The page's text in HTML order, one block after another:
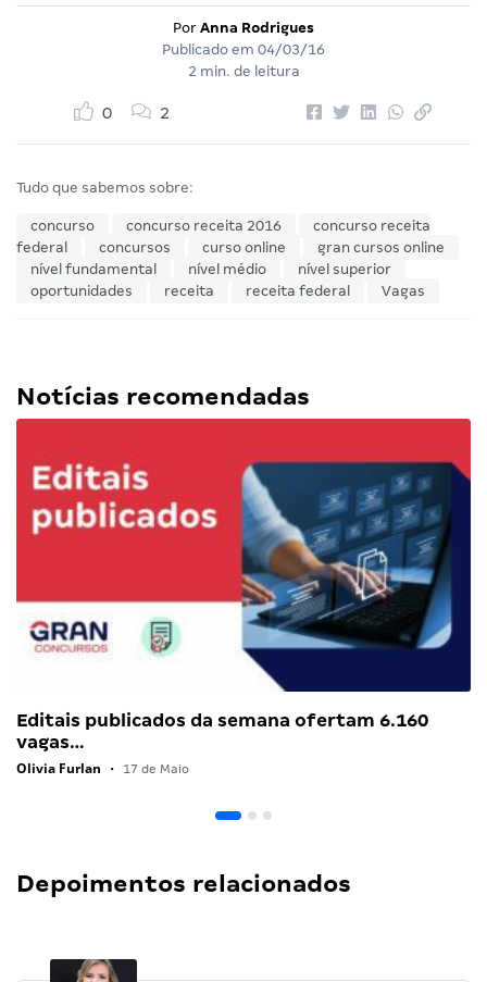
Por Anna Rodrigues
Publicado em 04/03/16
2 min. de leitura
0 2
Tudo que sabemos sobre:
concurso concurso receita 2016
concurso receita
federal
concursos curso online
gran cursos online
nível fundamental
nível médio
nível superior
oportunidades
receita receita federal Vagas
Notícias recomendadas
Editais publicados da semana ofertam 6.160
vagas…
Olivia Furlan • 17 de Maio
Depoimentos relacionados